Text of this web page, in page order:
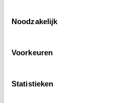
Noodzakelijk
Voorkeuren
Statistieken